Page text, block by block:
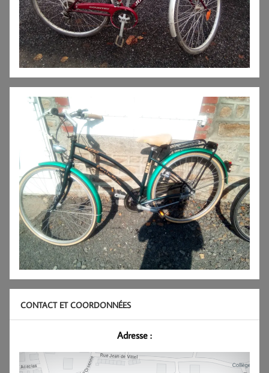
CONTACT ET COORDONNÉES
Adresse :